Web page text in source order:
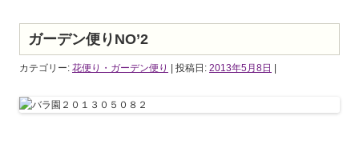
ガーデン便りNO’2
カテゴリー: 花便り・ガーデン便り | 投稿日: 2013年5月8日 |